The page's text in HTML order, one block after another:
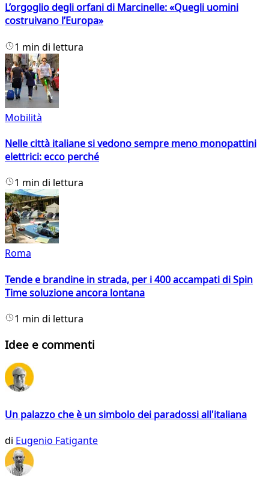
L’orgoglio degli orfani di Marcinelle: «Quegli uomini
costruivano l’Europa»
1 min di lettura
Mobilità
Nelle città italiane si vedono sempre meno monopattini
elettrici: ecco perché
1 min di lettura
Roma
Tende e brandine in strada, per i 400 accampati di Spin
Time soluzione ancora lontana
1 min di lettura
Idee e commenti
Un palazzo che è un simbolo dei paradossi all'italiana
di Eugenio Fatigante